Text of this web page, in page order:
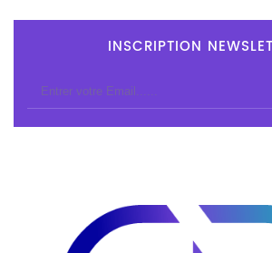
Imprimante
INSCRIPTION